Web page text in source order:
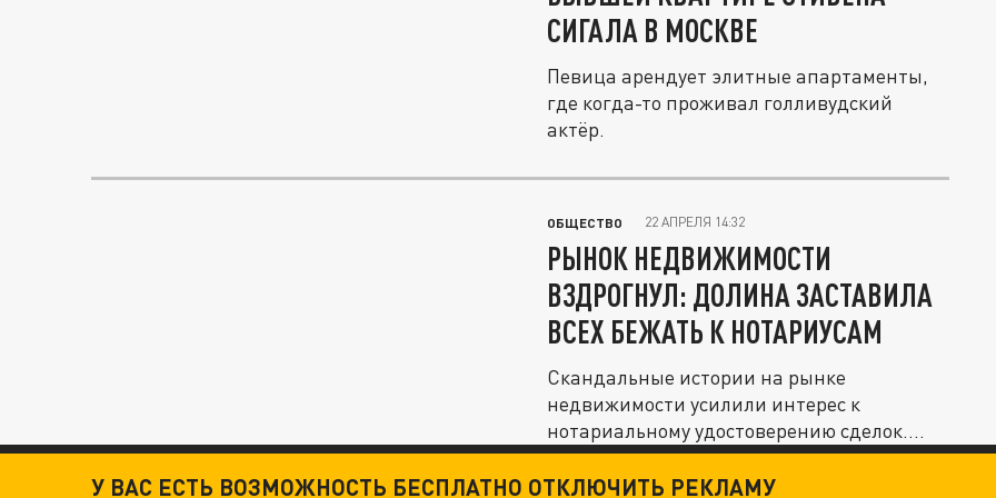
СИГАЛА В МОСКВЕ
Певица арендует элитные апартаменты,
где когда-то проживал голливудский
актёр.
ОБЩЕСТВО 22 АПРЕЛЯ 14:32
РЫНОК НЕДВИЖИМОСТИ
ВЗДРОГНУЛ: ДОЛИНА ЗАСТАВИЛА
ВСЕХ БЕЖАТЬ К НОТАРИУСАМ
Скандальные истории на рынке
недвижимости усилили интерес к
нотариальному удостоверению сделок.
Специалисты...
У ВАС ЕСТЬ ВОЗМОЖНОСТЬ БЕСПЛАТНО ОТКЛЮЧИТЬ РЕКЛАМУ